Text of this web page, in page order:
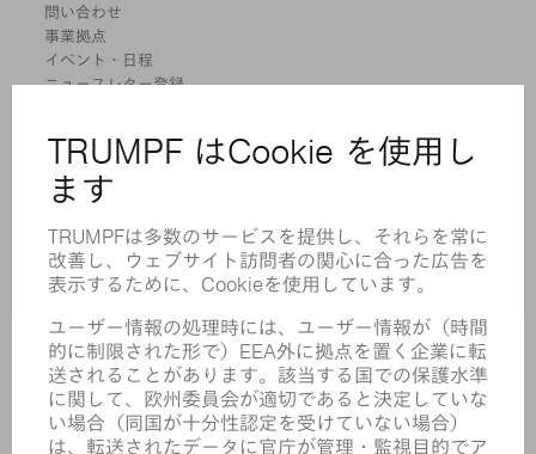
問い合わせ
事業拠点
イベント・日程
ニュースレター登録
製品
機械 & システム
レーザ
パワーエレクトロニクス
電気ツール
スマートファクトリー
サービス
アプリケーション
業界
企業
キャリア
求人情報